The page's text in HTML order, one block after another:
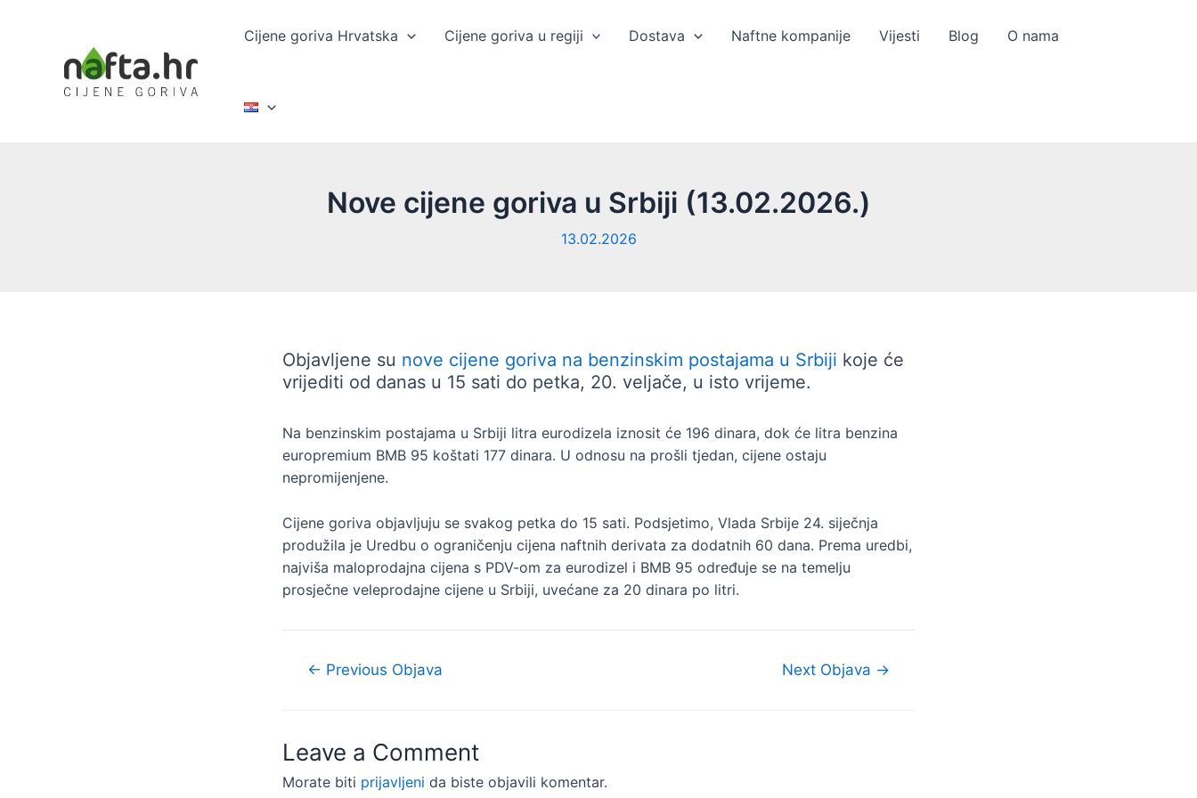
Cijene goriva Hrvatska Cijene goriva u regiji Dostava Naftne kompanije Vijesti Blog O nama
Nove cijene goriva u Srbiji (13.02.2026.)
13.02.2026
Objavljene su nove cijene goriva na benzinskim postajama u Srbiji koje će
vrijediti od danas u 15 sati do petka, 20. veljače, u isto vrijeme.
Na benzinskim postajama u Srbiji litra eurodizela iznosit će 196 dinara, dok će litra benzina
europremium BMB 95 koštati 177 dinara. U odnosu na prošli tjedan, cijene ostaju
nepromijenjene.
Cijene goriva objavljuju se svakog petka do 15 sati. Podsjetimo, Vlada Srbije 24. siječnja
produžila je Uredbu o ograničenju cijena naftnih derivata za dodatnih 60 dana. Prema uredbi,
najviša maloprodajna cijena s PDV-om za eurodizel i BMB 95 određuje se na temelju
prosječne veleprodajne cijene u Srbiji, uvećane za 20 dinara po litri.
Navigacija
← Previous Objava Next Objava →
Leave a Comment
Morate biti prijavljeni da biste objavili komentar.